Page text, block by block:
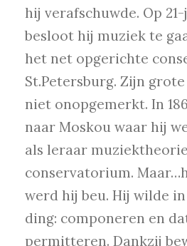
hij verafschuwde. Op
besloot hij muziek te
het net opgerichte
St.Petersburg. Zijn
niet onopgemerkt. In
naar Moskou waar hij
als leraar
conservatorium.
werd hij beu. Hij wilde
ding: componeren en
permitteren. Dankzij